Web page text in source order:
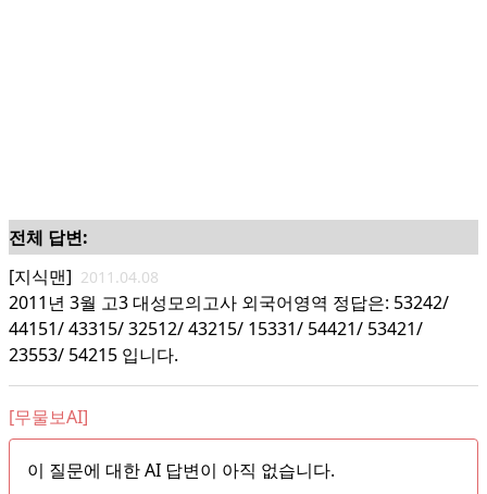
전체 답변:
[지식맨] 2011.04.08
2011년 3월 고3 대성모의고사 외국어영역 정답은: 53242/
44151/ 43315/ 32512/ 43215/ 15331/ 54421/ 53421/
23553/ 54215 입니다.
[무물보AI]
이 질문에 대한 AI 답변이 아직 없습니다.